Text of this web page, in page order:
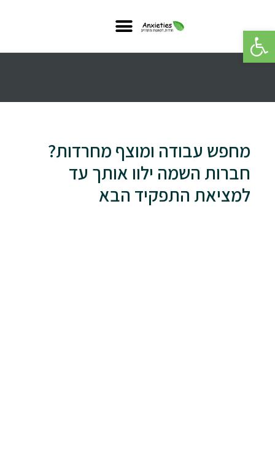
פתח סרגל נגישות
מחפש עבודה ומוצף מחרדות?
חברות השמה ילוו אותך עד
למציאת התפקיד הבא